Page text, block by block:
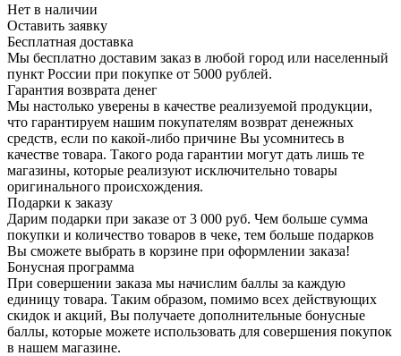
Нет в наличии
Оставить заявку
Бесплатная доставка
Мы бесплатно доставим заказ в любой город или населенный
пункт России при покупке от 5000 рублей.
Гарантия возврата денег
Мы настолько уверены в качестве реализуемой продукции,
что гарантируем нашим покупателям возврат денежных
средств, если по какой-либо причине Вы усомнитесь в
качестве товара. Такого рода гарантии могут дать лишь те
магазины, которые реализуют исключительно товары
оригинального происхождения.
Подарки к заказу
Дарим подарки при заказе от 3 000 руб. Чем больше сумма
покупки и количество товаров в чеке, тем больше подарков
Вы сможете выбрать в корзине при оформлении заказа!
Бонусная программа
При совершении заказа мы начислим баллы за каждую
единицу товара. Таким образом, помимо всех действующих
скидок и акций, Вы получаете дополнительные бонусные
баллы, которые можете использовать для совершения покупок
в нашем магазине.